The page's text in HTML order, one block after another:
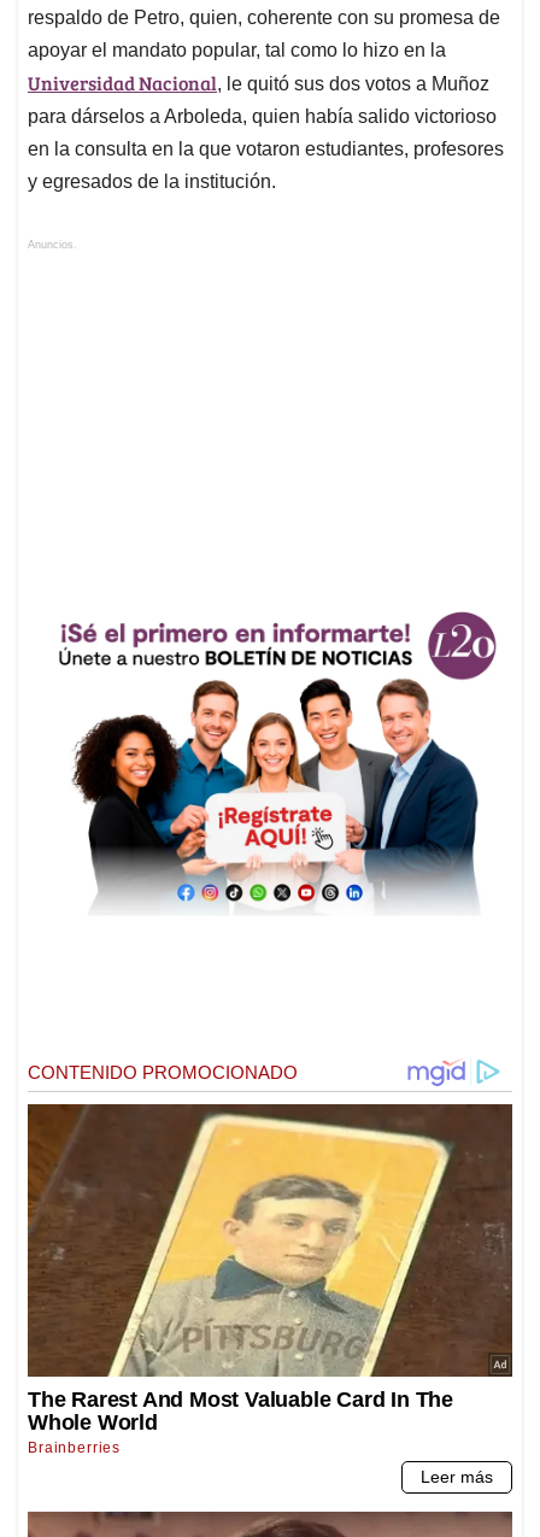
respaldo de Petro, quien, coherente con su promesa de
apoyar el mandato popular, tal como lo hizo en la
Universidad Nacional, le quitó sus dos votos a Muñoz
para dárselos a Arboleda, quien había salido victorioso
en la consulta en la que votaron estudiantes, profesores
y egresados de la institución.
Anuncios.